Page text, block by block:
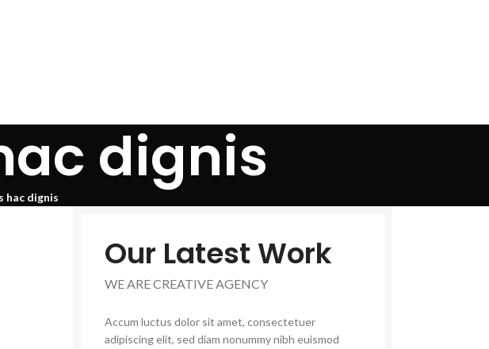
dignis
hac dignis
Our Latest Work
WE ARE CREATIVE AGENCY
Accum luctus dolor sit amet, consectetuer
adipiscing elit, sed diam nonummy nibh euismod